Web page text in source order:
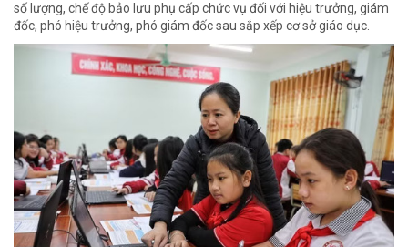
số lượng, chế độ bảo lưu phụ cấp chức vụ đối với hiệu trưởng, giám
đốc, phó hiệu trưởng, phó giám đốc sau sắp xếp cơ sở giáo dục.